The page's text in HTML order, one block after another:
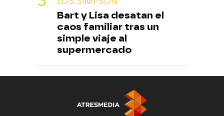
Bart y Lisa desatan el
caos familiar tras un
simple viaje al
supermercado